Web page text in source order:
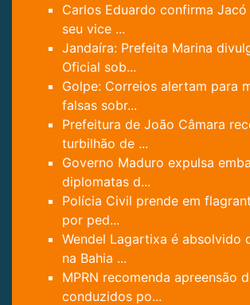
Carlos Eduardo confirma
seu vice ...
Jandaíra: Prefeita Marina
Oficial sob...
Golpe: Correios alertam para
falsas sobr...
Prefeitura de João Câmara
turbilhão de ...
Governo Maduro expulsa
diplomatas d...
Polícia Civil prende em
por ped...
Wendel Lagartixa é absolvido
na Bahia ...
MPRN recomenda apreensão
conduzidos po...